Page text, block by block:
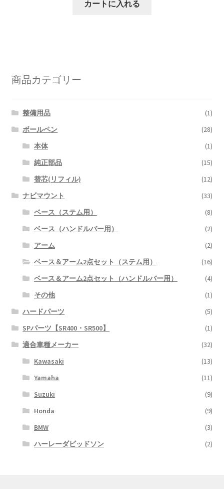
カートに入れる
商品カテゴリー
整備用品
(1)
ボールペン
(28)
本体
(1)
純正部品
(15)
替芯(リフィル)
(12)
ナビマウント
(33)
ベース（ステム用）
(8)
ベース（ハンドルバー用）
(2)
アーム
(2)
ベース＆アーム2点セット（ステム用）
(16)
ベース＆アーム2点セット（ハンドルバー用）
(4)
その他
(1)
ハードパーツ
(5)
SPパーツ【SR400・SR500】
(1)
適合車種メーカー
(32)
Kawasaki
(13)
Yamaha
(11)
Suzuki
(9)
Honda
(9)
BMW
(3)
ハーレーダビッドソン
(2)